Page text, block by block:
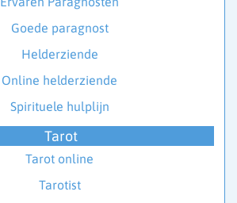
Goede paragnost
Helderziende
Online helderziende
Spirituele hulplijn
Tarot
Tarot online
Tarotist